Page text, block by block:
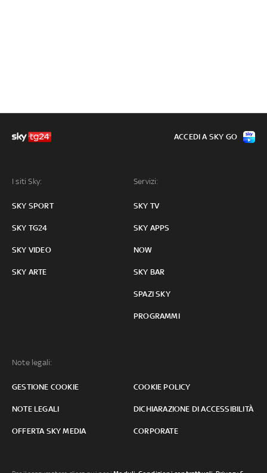
I siti Sky:
SKY SPORT
SKY TG24
SKY VIDEO
SKY ARTE
Servizi:
SKY TV
SKY APPS
NOW
SKY BAR
SPAZI SKY
PROGRAMMI
Note legali:
GESTIONE COOKIE COOKIE POLICY
NOTE LEGALI DICHIARAZIONE DI ACCESSIBILITÀ
OFFERTA SKY MEDIA CORPORATE
ACCEDI A SKY GO